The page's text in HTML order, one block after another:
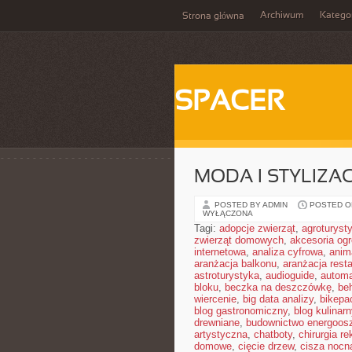
Strona główna Archiwum
SPACER
MODA I
POSTED BY ADMIN POSTED
WYŁĄCZONA
Tagi: adopcje zwierząt,
zwierząt domowych, akcesoria
internetowa, analiza cyfrowa,
aranżacja balkonu, aranżacja
astroturystyka, audioguide,
bloku, beczka na deszczówkę,
wiercenie, big data analizy,
blog gastronomiczny, blog
drewniane, budownictwo
artystyczna, chatboty, chirurgia
domowe, cięcie drzew, cisza